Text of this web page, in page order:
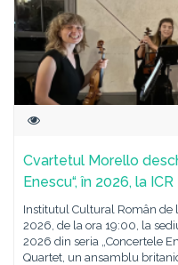
Cvartetul Morello
Enescu“, în 2026, la
Institutul Cultural Român de
2026, de la ora 19:00, la
2026 din seria „Concertele
Quartet, un ansamblu